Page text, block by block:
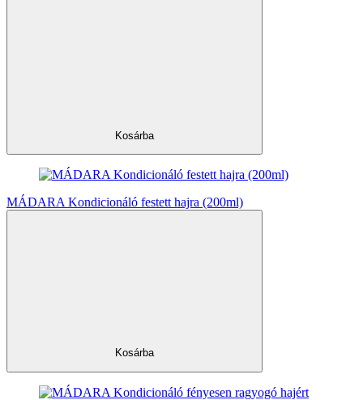
Kosárba
MÁDARA Kondicionáló festett hajra (200ml)
Kosárba